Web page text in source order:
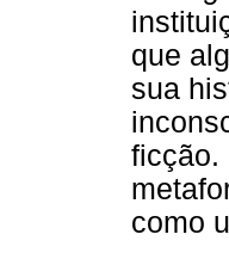
que
sua
ficção.
como